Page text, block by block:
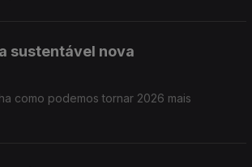
sustentável nova
como podemos tornar 2026 mais